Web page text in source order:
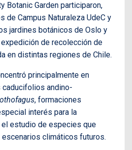
Botanic Garden participaron,
de Campus Naturaleza UdeC y
jardines botánicos de Oslo y
expedición de recolección de
en distintas regiones de Chile.
principalmente en
andino-
, formaciones
interés para la
el estudio de especies que
climáticos futuros.